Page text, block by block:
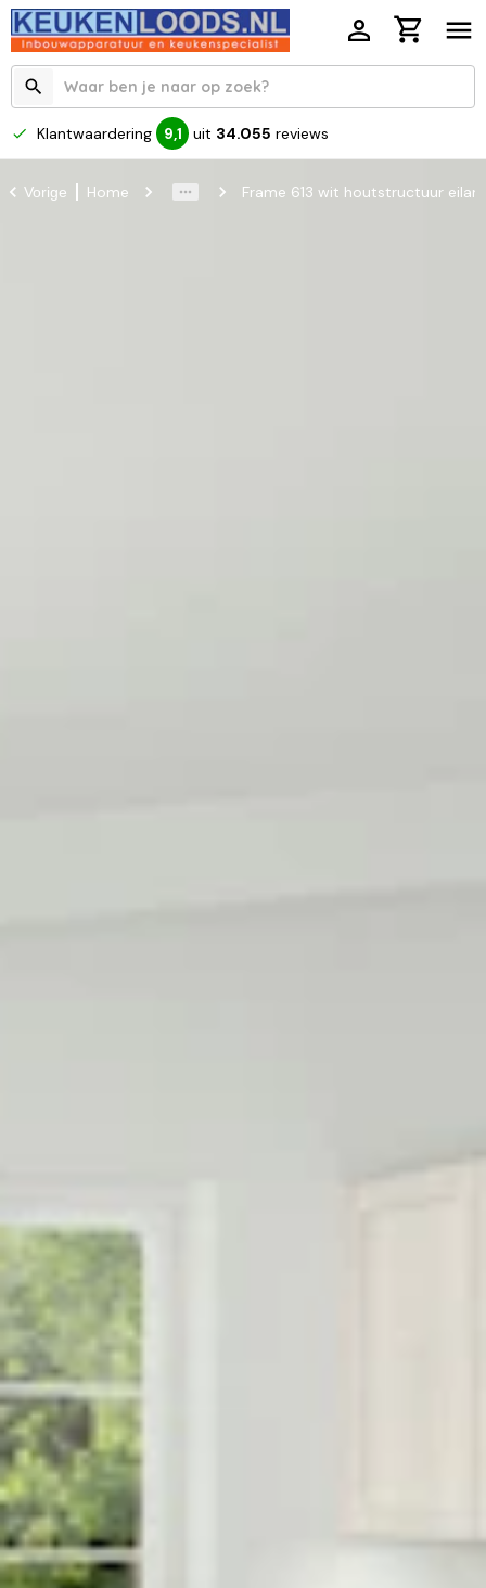
Klantwaardering 9,1 uit 34.055 reviews
Vorige Home Frame 613 wit houtstructuur